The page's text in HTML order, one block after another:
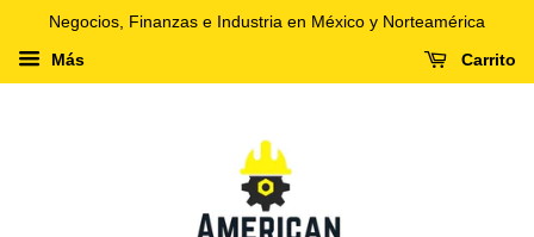
Negocios, Finanzas e Industria en México y Norteamérica
Más Carrito